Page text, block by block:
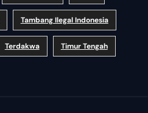
Tambang Ilegal Indonesia
Terdakwa Timur Tengah